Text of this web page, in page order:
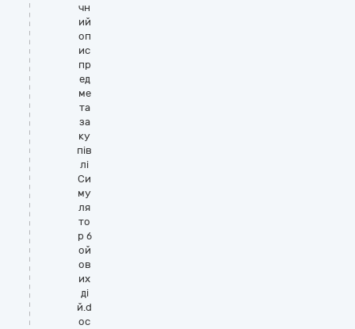
чн
ий
оп
ис
пр
ед
ме
та
за
ку
пів
лі
Си
му
ля
то
р б
ой
ов
их
ді
й.d
oc